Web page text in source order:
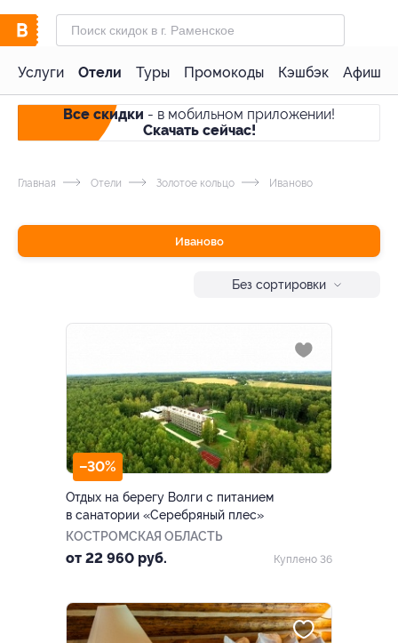
Услуги Отели Туры Промокоды Кэшбэк Афиша
Все скидки - в мобильном приложении!
Скачать сейчас!
Главная Отели Золотое кольцо Иваново
Иваново
Без сортировки
–30%
Отдых на берегу Волги с питанием
в санатории «Серебряный плес»
КОСТРОМСКАЯ ОБЛАСТЬ
от 22 960 руб. Куплено 36